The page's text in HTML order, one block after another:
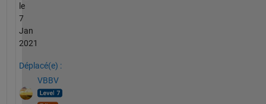
le
7
Jan
2021
Déplacé(e) :
VBBV